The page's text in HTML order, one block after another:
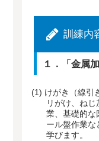
訓練内
１．「金属
(1) けがき（線引
リがけ、ね
業、基礎的な
ール盤作業な
学びます。